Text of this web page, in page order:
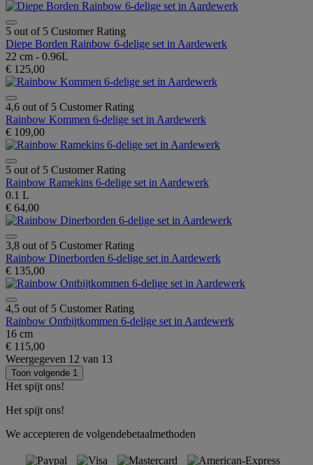
5 out of 5 Customer Rating
Diepe Borden Rainbow 6-delige set in Aardewerk
22 cm - 0.96L
€ 125,00
4,6 out of 5 Customer Rating
Rainbow Kommen 6-delige set in Aardewerk
€ 109,00
5 out of 5 Customer Rating
Rainbow Ramekins 6-delige set in Aardewerk
0.1 L
€ 64,00
3,8 out of 5 Customer Rating
Rainbow Dinerborden 6-delige set in Aardewerk
€ 135,00
4,5 out of 5 Customer Rating
Rainbow Ontbijtkommen 6-delige set in Aardewerk
16 cm
€ 115,00
Weergegeven 12 van 13
Toon volgende 1
Het spijt ons!
Het spijt ons!
We accepteren de volgendebetaalmethoden